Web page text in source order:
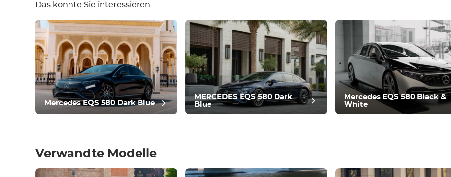
Ausrüstung
Bequem
Klimatisierung
Laufwerk
Zustand
Das könnte Sie interessieren
Mercedes EQS 580 Dark Blue
MERCEDES EQS 580 Dark
Blue
Mercedes EQS 580 Black &
White
Verwandte Modelle